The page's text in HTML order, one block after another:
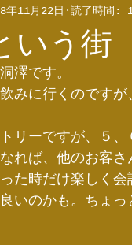
いう街
年11月22日 読了時間:
澤です。
みに行くのです
リーですが、５
れば、他のお客
た時だけ楽しく
いのかも。ちょ